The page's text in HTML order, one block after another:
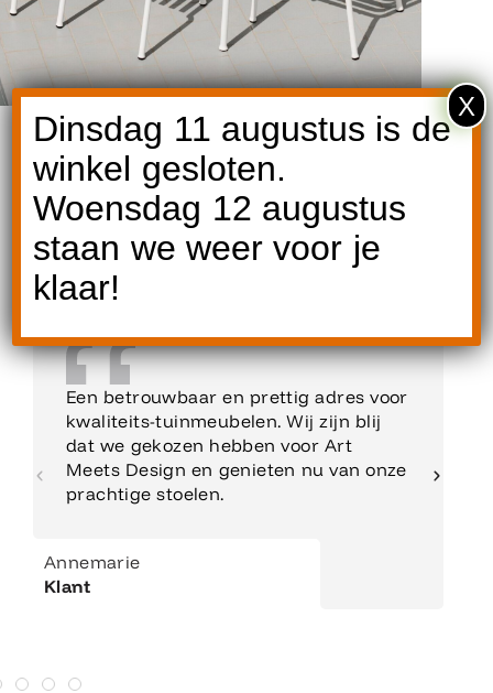
Reviews
Een betrouwbaar en prettig adres voor
kwaliteits-tuinmeubelen. Wij zijn blij
dat we gekozen hebben voor Art
Meets Design en genieten nu van onze
prachtige stoelen.
Annemarie
Klant
Dinsdag 11 augustus is de
winkel gesloten.
Woensdag 12 augustus
staan we weer voor je
klaar!
X